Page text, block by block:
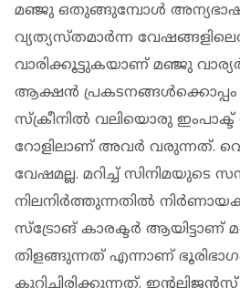
മഞ്ജു ഒതുങ്ങുമ്പോൾ
വ്യത്യസ്തമാർന്ന
വാരിക്കൂട്ടുകയാണ് മഞ്ജു
ആക്ഷൻ പ്രകടനങ്ങൾക്കൊപ്പം
സ്ക്രീനിൽ വലിയൊരു
റോളിലാണ് അവർ വരുന്നത്.
വേഷമല്ല. മറിച്ച്
നിലനിർത്തുന്നതിൽ
സ്ട്രോങ് കാരക്ടർ ആയിട്ടാണ്
തിളങ്ങുന്നത് എന്നാണ്
കുറിച്ചിരിക്കുന്നത്.